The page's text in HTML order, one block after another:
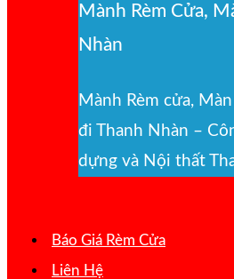
Mành Rèm Cửa,
Nhàn
Mành Rèm cửa,
đi Thanh Nhàn –
dựng và Nội thất
Báo Giá Rèm Cửa
Liên Hệ